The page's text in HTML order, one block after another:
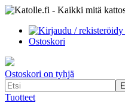
Ostoskori
Ostoskori on tyhjä
Tuotteet